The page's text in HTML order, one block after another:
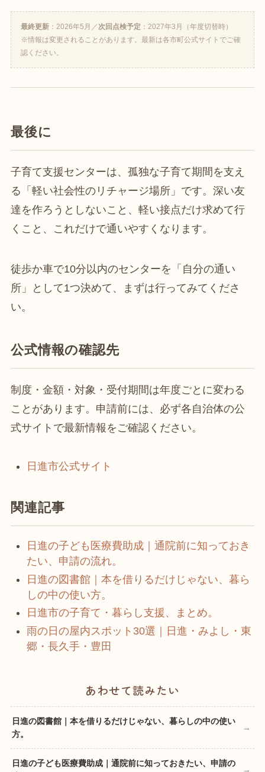
最終更新：2026年5月／ 次回点検予定 ：2027年3月（年度切替時）
※情報は変更されることがあります。最新は各市町公式サイトでご確
認ください。
最後に
子育て支援センターは、孤独な子育て期間を支え
る「軽い社会性のリチャージ場所」です。深い友
達を作ろうとしないこと、軽い接点だけ求めて行
くこと、これだけで通いやすくなります。
徒歩か車で10分以内のセンターを「自分の通い
所」として1つ決めて、まずは行ってみてくださ
い。
公式情報の確認先
制度・金額・対象・受付期間は年度ごとに変わる
ことがあります。申請前には、必ず各自治体の公
式サイトで最新情報をご確認ください。
日進市公式サイト
関連記事
日進の子ども医療費助成｜通院前に知っておき
たい、申請の流れ。
日進の図書館｜本を借りるだけじゃない、暮ら
しの中の使い方。
日進市の子育て・暮らし支援、まとめ。
雨の日の屋内スポット30選｜日進・みよし・東
郷・長久手・豊田
あわせて読みたい
日進の図書館｜本を借りるだけじゃない、暮らしの中の使い
方。
日進の子ども医療費助成｜通院前に知っておきたい、申請の